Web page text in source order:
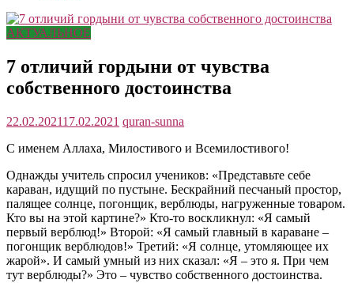
АКТУАЛЬНОЕ
7 отличий гордыни от чувства
собственного достоинства
22.02.202117.02.2021 quran-sunna
С именем Аллаха, Милостивого и Всемилостивого!
Однажды учитель спросил учеников: «Представьте себе
караван, идущий по пустыне. Бескрайний песчаный простор,
палящее солнце, погонщик, верблюды, нагруженные товаром.
Кто вы на этой картине?» Кто-то воскликнул: «Я самый
первый верблюд!» Второй: «Я самый главный в караване –
погонщик верблюдов!» Третий: «Я солнце, утомляющее их
жарой». И самый умный из них сказал: «Я – это я. При чем
тут верблюды?» Это – чувство собственного достоинства.